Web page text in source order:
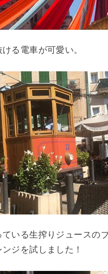
る電車が可愛い。
ている生搾りジュースの
ジを試しました！